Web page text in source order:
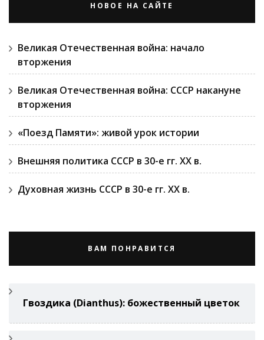
НОВОЕ НА САЙТЕ
Великая Отечественная война: начало
вторжения
Великая Отечественная война: СССР накануне
вторжения
«Поезд Памяти»: живой урок истории
Внешняя политика СССР в 30-е гг. ХХ в.
Духовная жизнь СССР в 30-е гг. ХХ в.
ВАМ ПОНРАВИТСЯ
Гвоздикa (Di­anthus): божественный цветок